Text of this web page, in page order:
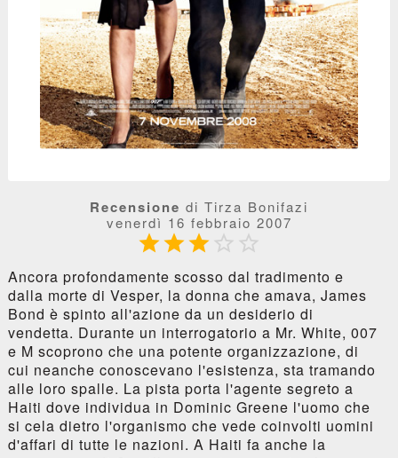
Recensione di Tirza Bonifazi
venerdì 16 febbraio 2007
  
Ancora profondamente scosso dal tradimento e
dalla morte di Vesper, la donna che amava, James
Bond è spinto all'azione da un desiderio di
vendetta. Durante un interrogatorio a Mr. White, 007
e M scoprono che una potente organizzazione, di
cui neanche conoscevano l'esistenza, sta tramando
alle loro spalle. La pista porta l'agente segreto a
Haiti dove individua in Dominic Greene l'uomo che
si cela dietro l'organismo che vede coinvolti uomini
d'affari di tutte le nazioni. A Haiti fa anche la